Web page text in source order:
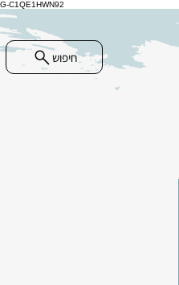
G-C1QE1HWN92
חיפוש